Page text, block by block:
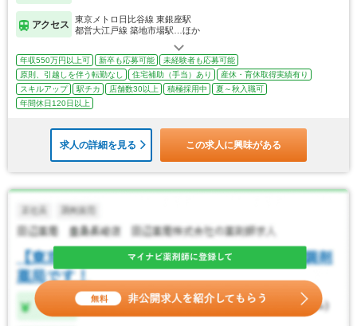
アクセス
東京メトロ日比谷線 東銀座駅
都営大江戸線 築地市場駅…ほか
年収550万円以上可 新卒も応募可能
未経験者も応募可能
原則、引越しを伴う転勤なし
住宅補助（手当）あり
産休・育休取得実績有り
スキルアップ
駅チカ 店舗数30以上 積極採用中
夏～秋入職可
年間休日120日以上
求人の詳細を見る この求人に興味がある